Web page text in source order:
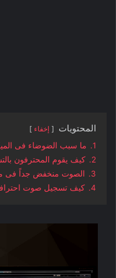
المحتويات إخفاء
1.
ما سبب الضوضاء فى
2.
كيف يقوم المحترفون
3.
الصوت منخفض جداً فى
4.
كيف تسجيل صوت